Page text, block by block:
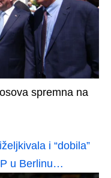
spremna na
i “dobila”
u Berlinu…